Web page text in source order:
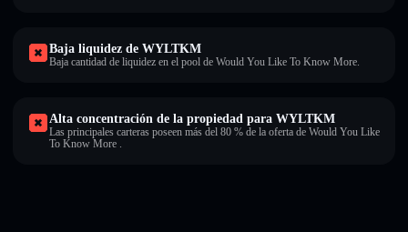
Baja liquidez de WYLTKM
Baja cantidad de liquidez en el pool de Would You Like To Know More.
Alta concentración de la propiedad para WYLTKM
Las principales carteras poseen más del 80 % de la oferta de Would You Like
To Know More .